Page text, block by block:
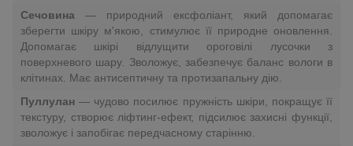
Сечовина — природний ексфоліант, який допомагає
зберегти шкіру м'якою, стимулює її природне оновлення.
Допомагає шкірі відлущити ороговілі лусочки з
поверхневого шару. Зволожує, забезпечує баланс вологи в
клітинах. Має антисептичну та протизапальну дію.
Пуллулан — чудово посилює пружність шкіри, покращує її
текстуру, створює ліфтинг-ефект, підсилює захисні функції,
зволожує і запобігає передчасному старінню.